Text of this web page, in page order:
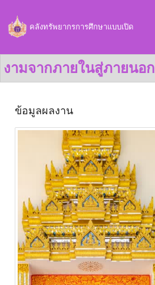
คลังทรัพยากรการศึกษาแบบเปิด
งามจากภายในสู่ภายนอก
ข้อมูลผลงาน